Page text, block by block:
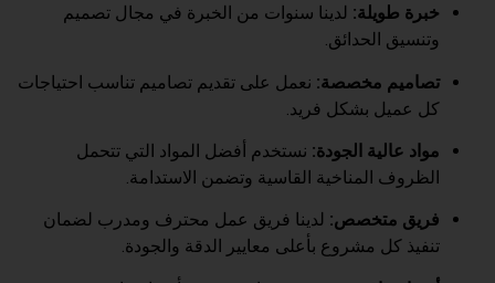
خبرة طويلة: لدينا سنوات من الخبرة في مجال تصميم
وتنسيق الحدائق.
تصاميم مخصصة: نعمل على تقديم تصاميم تناسب احتياجات
كل عميل بشكل فريد.
مواد عالية الجودة: نستخدم أفضل المواد التي تتحمل
الظروف المناخية القاسية وتضمن الاستدامة.
فريق متخصص: لدينا فريق عمل محترف ومدرب لضمان
تنفيذ كل مشروع بأعلى معايير الدقة والجودة.